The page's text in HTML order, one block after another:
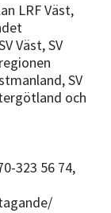
LRF Väst,
Väst, SV
SV
och
323 56 74,